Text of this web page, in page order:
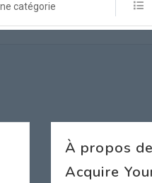
catégorie
À propos
Acquire